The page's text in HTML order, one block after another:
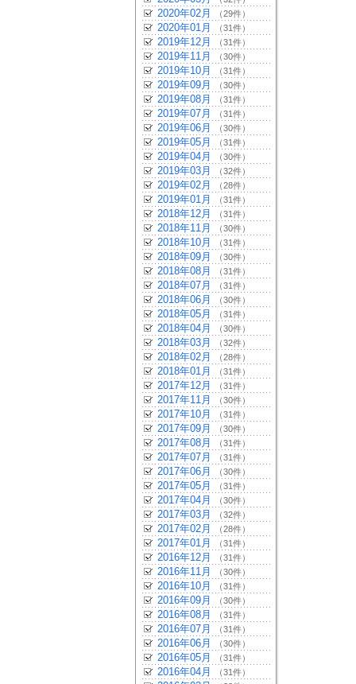
2020年02月 （29件）
2020年01月 （31件）
2019年12月 （31件）
2019年11月 （30件）
2019年10月 （31件）
2019年09月 （30件）
2019年08月 （31件）
2019年07月 （31件）
2019年06月 （30件）
2019年05月 （31件）
2019年04月 （30件）
2019年03月 （32件）
2019年02月 （28件）
2019年01月 （31件）
2018年12月 （31件）
2018年11月 （30件）
2018年10月 （31件）
2018年09月 （30件）
2018年08月 （31件）
2018年07月 （31件）
2018年06月 （30件）
2018年05月 （31件）
2018年04月 （30件）
2018年03月 （32件）
2018年02月 （28件）
2018年01月 （31件）
2017年12月 （31件）
2017年11月 （30件）
2017年10月 （31件）
2017年09月 （30件）
2017年08月 （31件）
2017年07月 （31件）
2017年06月 （30件）
2017年05月 （31件）
2017年04月 （30件）
2017年03月 （32件）
2017年02月 （28件）
2017年01月 （31件）
2016年12月 （31件）
2016年11月 （30件）
2016年10月 （31件）
2016年09月 （30件）
2016年08月 （31件）
2016年07月 （31件）
2016年06月 （30件）
2016年05月 （31件）
2016年04月 （31件）